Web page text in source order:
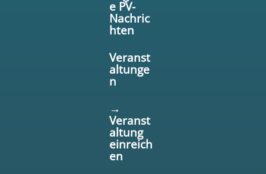
e PV-
Nachric
hten
Veranst
altunge
n
→
Veranst
altung
einreich
en